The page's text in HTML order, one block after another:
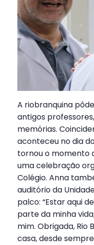
A riobranquina
antigos
memórias.
aconteceu no dia
tornou o momento
uma celebração
Colégio. Anna
auditório da
palco: “Estar aqui
parte da minha
mim. Obrigada, Rio
casa, desde